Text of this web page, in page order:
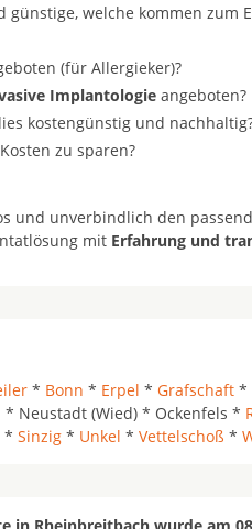
welche kommen zum
(für Allergieker)?
Implantologie angeboten?
kostengünstig und
zu sparen?
und unverbindlich den
mit Erfahrung und
* Bonn * Erpel * Grafschaft *
* Neustadt (Wied) * Ockenfels *
* Sinzig * Unkel * Vettelschoß *